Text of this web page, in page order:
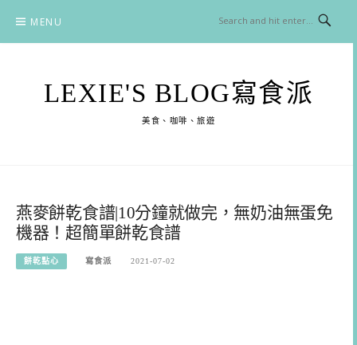
content
MENU
LEXIE'S BLOG寫食派
美食、咖啡、旅遊
燕麥餅乾食譜|10分鐘就做完，無奶油無蛋免
機器！超簡單餅乾食譜
餅乾點心 寫食派 2021-07-02